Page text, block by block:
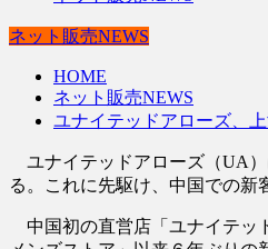
ネット販売NEWS
HOME
ネット販売NEWS
ユナイテッドアローズ、
ユナイテッドアローズ（UA）
る。これに先駆け、中国での新
中国初の直営店「ユナイテッ